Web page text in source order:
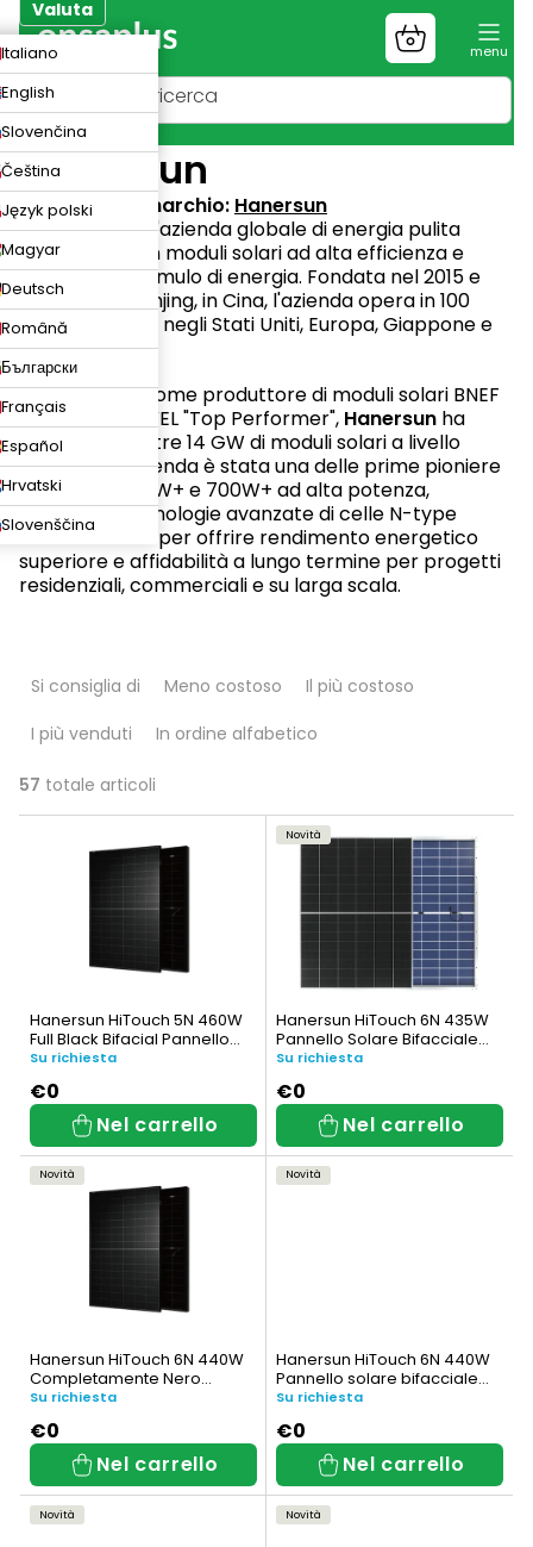
al
contenuto
Valuta
Italiano
English
Slovenčina
Čeština
Język polski
Magyar
Deutsch
Română
Български
Français
Español
Hrvatski
Slovenščina
Carrello
della
spesa
Hanersun
Sito web del marchio: Hanersun
Hanersunè un'azienda globale di energia pulita
specializzata in moduli solari ad alta efficienza e
sistemi di accumulo di energia. Fondata nel 2015 e
con sede a Nanjing, in Cina, l'azienda opera in 100
paesi con uffici negli Stati Uniti, Europa, Giappone e
Australia.
Riconosciuta come produttore di moduli solari BNEF
Tier 1 e Kiwa PVEL "Top Performer", Hanersun ha
consegnato oltre 14 GW di moduli solari a livello
mondiale. L'azienda è stata una delle prime pioniere
dei moduli 600W+ e 700W+ ad alta potenza,
utilizzando tecnologie avanzate di celle N-type
TOPCon e HJT per offrire rendimento energetico
superiore e affidabilità a lungo termine per progetti
residenziali, commerciali e su larga scala.
d
i
n
t
o
d
e
o
d
o
t
t
Si consiglia di Meno costoso
Il più costoso
I più venduti
In ordine alfabetico
57 totale articoli
c
o
d
e
d
o
t
t
Hanersun HiTouch 5N 460W
Full Black Bifacial Pannello
Solare (HN18RN-54HT460W-
Su richiesta
€0
Nel carrello
Novità
Hanersun HiTouch 6N 435W
Pannello Solare Bifacciale
(HN21RN-48HT435W)
Su richiesta
€0
Nel carrello
Novità
Hanersun HiTouch 6N 440W
Completamente Nero
Pannello Solare Bifacciale
Su richiesta
€0
Nel carrello
Novità
Hanersun HiTouch 6N 440W
Pannello solare bifacciale
(HN21RN-48HT440W)
Su richiesta
€0
Nel carrello
Novità Novità